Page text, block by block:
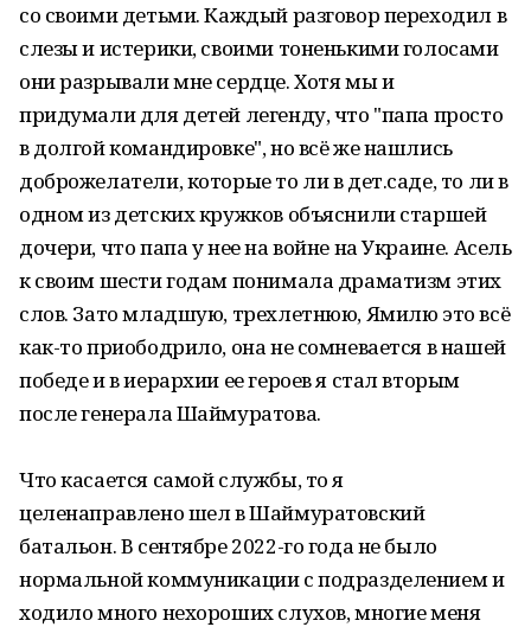
со своими детьми. Каждый разговор переходил в
слезы и истерики, своими тоненькими голосами
они разрывали мне сердце. Хотя мы и
придумали для детей легенду, что "папа просто
в долгой командировке", но всё же нашлись
доброжелатели, которые то ли в дет.саде, то ли в
одном из детских кружков объяснили старшей
дочери, что папа у нее на войне на Украине. Асель
к своим шести годам понимала драматизм этих
слов. Зато младшую, трехлетнюю, Ямилю это всё
как-то приободрило, она не сомневается в нашей
победе и в иерархии ее героев я стал вторым
после генерала Шаймуратова.
Что касается самой службы, то я
целенаправлено шел в Шаймуратовский
батальон. В сентябре 2022-го года не было
нормальной коммуникации с подразделением и
ходило много нехороших слухов, многие меня